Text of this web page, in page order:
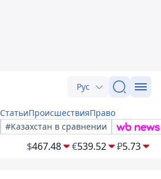
Рус
СтатьиПроисшествияПраво
#Казахстан в сравнении
$467.48 €539.52 ₽5.73